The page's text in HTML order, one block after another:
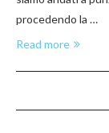
procedendo la …
Read more